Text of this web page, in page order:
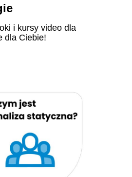
i kursy video dla
dla Ciebie!